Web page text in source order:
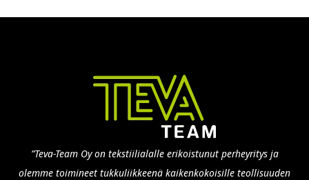
”Teva-Team Oy on tekstiilialalle erikoistunut perheyritys ja
olemme toimineet tukkuliikkeenä kaikenkokoisille teollisuuden